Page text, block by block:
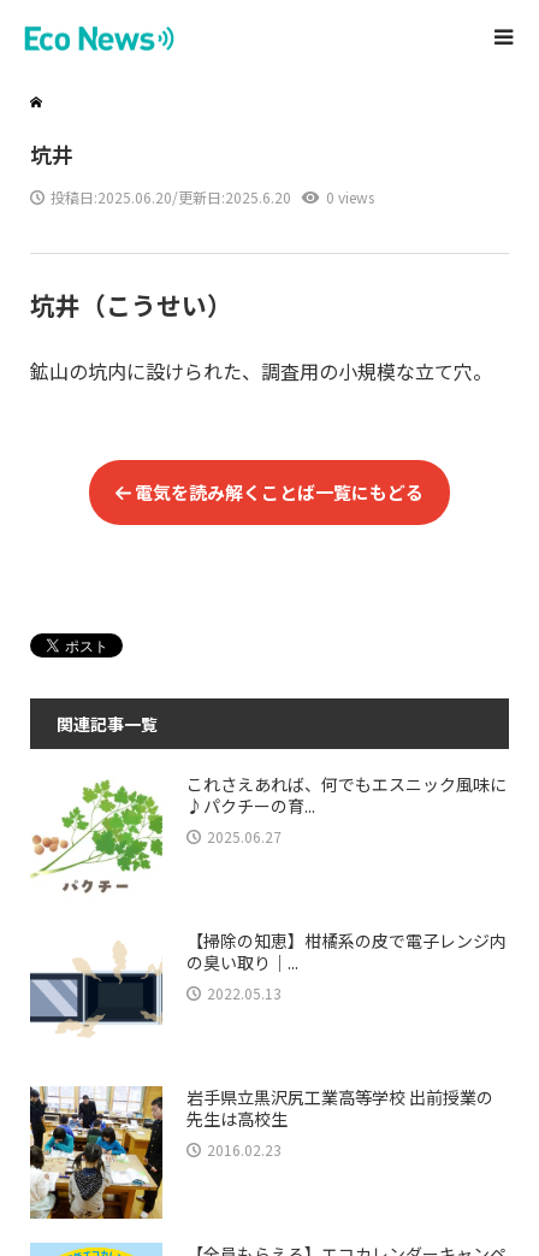
坑井
投稿日:2025.06.20/更新日:2025.6.20 0 views
坑井（こうせい）
鉱山の坑内に設けられた、調査用の小規模な立て穴。
電気を読み解くことば一覧にもどる
関連記事一覧
これさえあれば、何でもエスニック風味に
♪パクチーの育...
2025.06.27
【掃除の知恵】柑橘系の皮で電子レンジ内
の臭い取り｜...
2022.05.13
岩手県立黒沢尻工業高等学校 出前授業の
先生は高校生
2016.02.23